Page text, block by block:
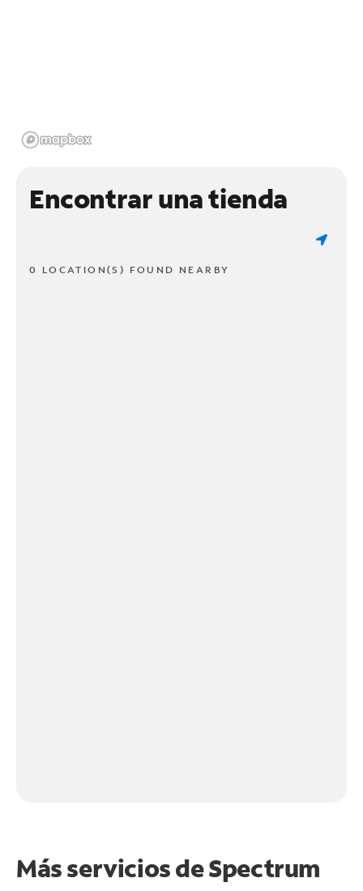
Encontrar una tienda
0 LOCATION(S) FOUND NEARBY
Más servicios de Spectrum